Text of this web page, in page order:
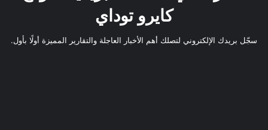
كايرو توداي
سجّل بريدك الإلكتروني لتصلك أهم الأخبار العاجلة والتقارير المميزة أولًا بأول.